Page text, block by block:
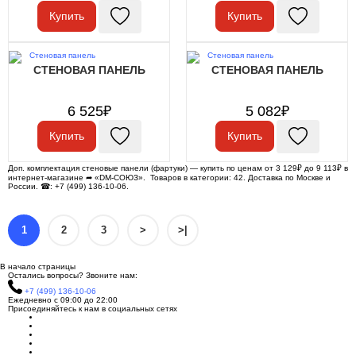
Купить Купить
СТЕНОВАЯ ПАНЕЛЬ
6 525₽
Купить
СТЕНОВАЯ ПАНЕЛЬ
5 082₽
Купить
Доп. комплектация стеновые панели (фартуки) — купить по ценам от 3 129₽ до 9 113₽ в
интернет-магазине ➦ «DM-СОЮЗ». Товаров в категории: 42. Доставка по Москве и
России. ☎: +7 (499) 136-10-06.
1 2 3 > >|
В начало страницы
Остались вопросы? Звоните нам:
+7 (499) 136-10-06
Ежедневно с 09:00 до 22:00
Присоединяйтесь к нам в социальных сетях